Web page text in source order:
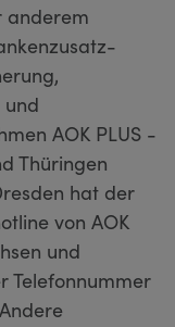
anderem
und
AOK PLUS -
Thüringen
hat der
von AOK
und
Telefonnummer